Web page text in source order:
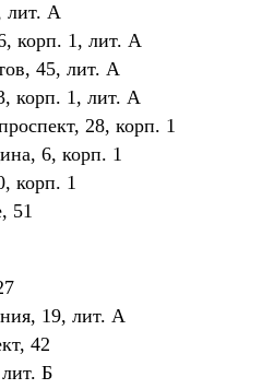
лит. А
корп. 1, лит. А
45, лит. А
корп. 1, лит. А
28, корп. 1
6, корп. 1
корп. 1
51
19, лит. А
42
Б